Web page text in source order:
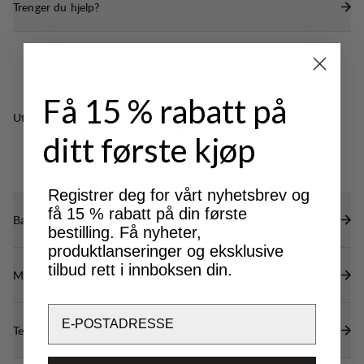
Trenger du hjelp?
Utmerket for
TREKKING
Bærekraftsegenskaper
Materialer
Tekniske spesifikasjoner
Få 15 % rabatt på
ditt første kjøp
Registrer deg for vårt nyhetsbrev og
få 15 % rabatt på din første
bestilling. Få nyheter,
produktlanseringer og eksklusive
tilbud rett i innboksen din.